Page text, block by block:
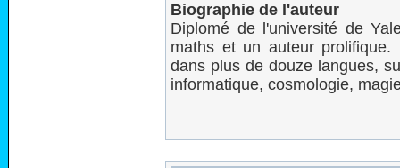
Biographie de l'auteur
Diplomé de l'université de
maths et un auteur
dans plus de douze langues,
informatique, cosmologie,